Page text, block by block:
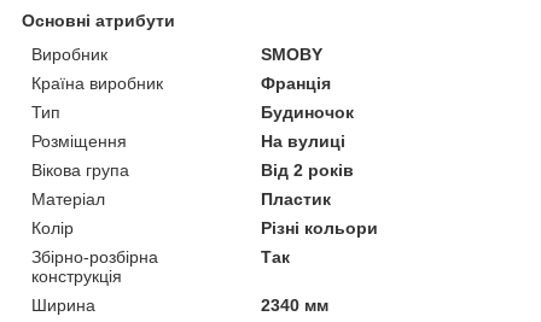
Основні атрибути
Виробник
SMOBY
Країна виробник
Франція
Тип
Будиночок
Розміщення
На вулиці
Вікова група
Від 2 років
Матеріал
Пластик
Колір
Різні кольори
Збірно-розбірна
конструкція
Так
Ширина
2340 мм